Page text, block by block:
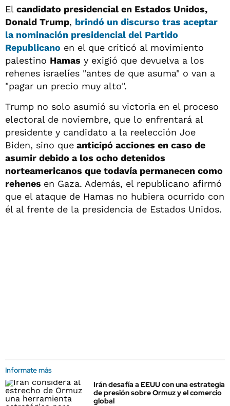
El candidato presidencial en Estados Unidos,
Donald Trump, brindó un discurso tras aceptar
la nominación presidencial del Partido
Republicano en el que criticó al movimiento
palestino Hamas y exigió que devuelva a los
rehenes israelíes "antes de que asuma" o van a
"pagar un precio muy alto".
Trump no solo asumió su victoria en el proceso
electoral de noviembre, que lo enfrentará al
presidente y candidato a la reelección Joe
Biden, sino que anticipó acciones en caso de
asumir debido a los ocho detenidos
norteamericanos que todavía permanecen como
rehenes en Gaza. Además, el republicano afirmó
que el ataque de Hamas no hubiera ocurrido con
él al frente de la presidencia de Estados Unidos.
Informate más
Irán desafía a EEUU con una estrategia
de presión sobre Ormuz y el comercio
global